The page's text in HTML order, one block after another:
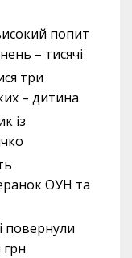
попит
– тисячі
три
– дитина
із
ОУН та
повернули